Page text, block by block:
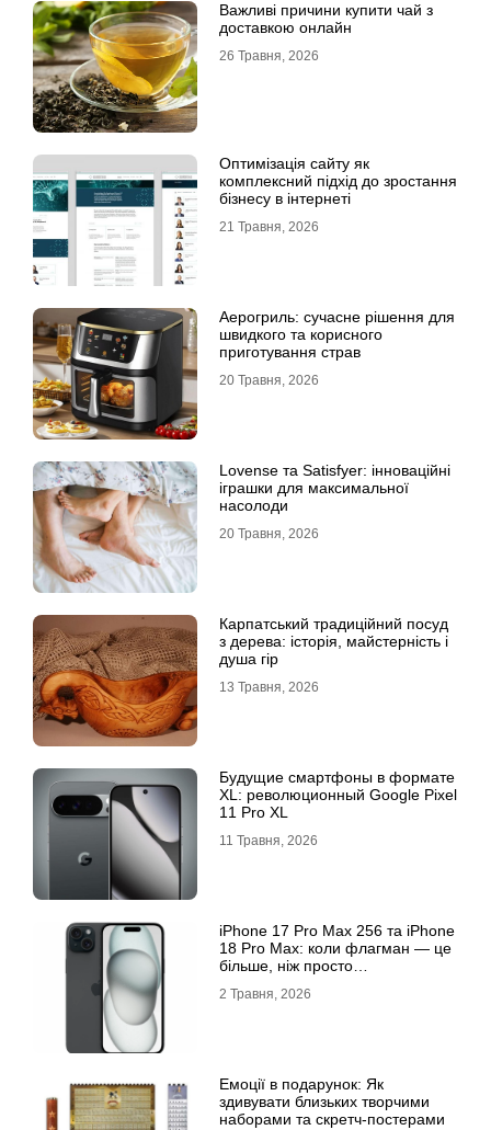
Важливі причини купити чай з
доставкою онлайн
26 Травня, 2026
Оптимізація сайту як
комплексний підхід до зростання
бізнесу в інтернеті
21 Травня, 2026
Аерогриль: сучасне рішення для
швидкого та корисного
приготування страв
20 Травня, 2026
Lovense та Satisfyer: інноваційні
іграшки для максимальної
насолоди
20 Травня, 2026
Карпатський традиційний посуд
з дерева: історія, майстерність і
душа гір
13 Травня, 2026
Будущие смартфоны в формате
XL: революционный Google Pixel
11 Pro XL
11 Травня, 2026
iРhone 17 Рro Мax 256 та iРhone
18 Рro Мax: коли флагман — це
більше, ніж просто
2 Травня, 2026
Емоції в подарунок: Як
здивувати близьких творчими
наборами та скретч-постерами